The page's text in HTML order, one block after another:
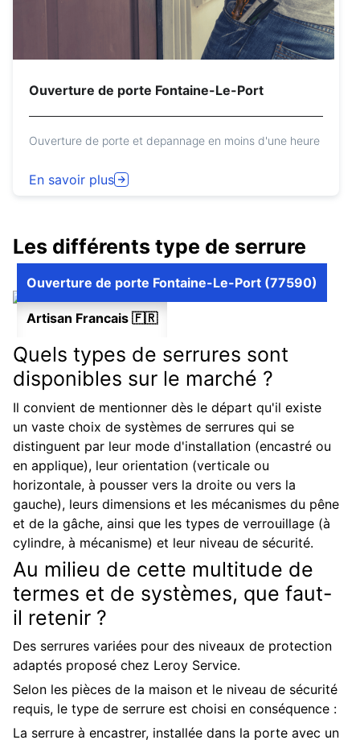
Ouverture de porte Fontaine-Le-Port
Ouverture de porte et depannage en moins d'une heure
En savoir plus
Les différents type de serrure
Artisan Francais 🇫🇷
Ouverture de porte Fontaine-Le-Port (77590)
Quels types de serrures sont
disponibles sur le marché ?
Il convient de mentionner dès le départ qu'il existe
un vaste choix de systèmes de serrures qui se
distinguent par leur mode d'installation (encastré ou
en applique), leur orientation (verticale ou
horizontale, à pousser vers la droite ou vers la
gauche), leurs dimensions et les mécanismes du pêne
et de la gâche, ainsi que les types de verrouillage (à
cylindre, à mécanisme) et leur niveau de sécurité.
Au milieu de cette multitude de
termes et de systèmes, que faut-
il retenir ?
Des serrures variées pour des niveaux de protection
adaptés proposé chez Leroy Service.
Selon les pièces de la maison et le niveau de sécurité
requis, le type de serrure est choisi en conséquence :
La serrure à encastrer, installée dans la porte avec un